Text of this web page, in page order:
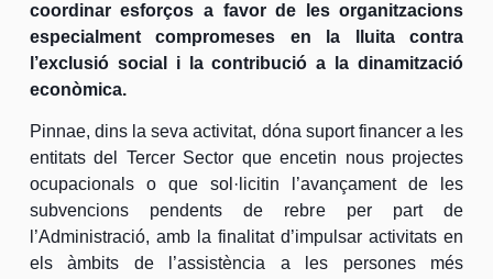
coordinar esforços a favor de les organitzacions
especialment compromeses en la lluita contra
l’exclusió social i la contribució a la dinamització
econòmica.
Pinnae, dins la seva activitat, dóna suport financer a les
entitats del Tercer Sector que encetin nous projectes
ocupacionals o que sol·licitin l’avançament de les
subvencions pendents de rebre per part de
l’Administració, amb la finalitat d’impulsar activitats en
els àmbits de l’assistència a les persones més